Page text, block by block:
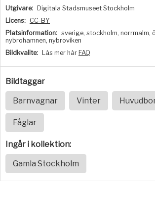
Utgivare:
Digitala Stadsmuseet Stockholm
Licens: CC-BY
Platsinformation: sverige, stockholm, norrmalm,
nybrohamnen, nybroviken
Bildkvalite:
Läs mer här FAQ
Bildtaggar
Barnvagnar Vinter
Fåglar
Ingår i kollektion:
Gamla Stockholm